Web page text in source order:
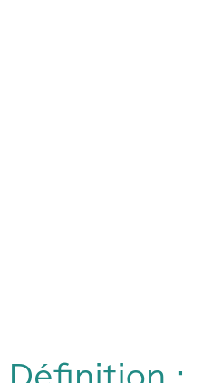
Définition :